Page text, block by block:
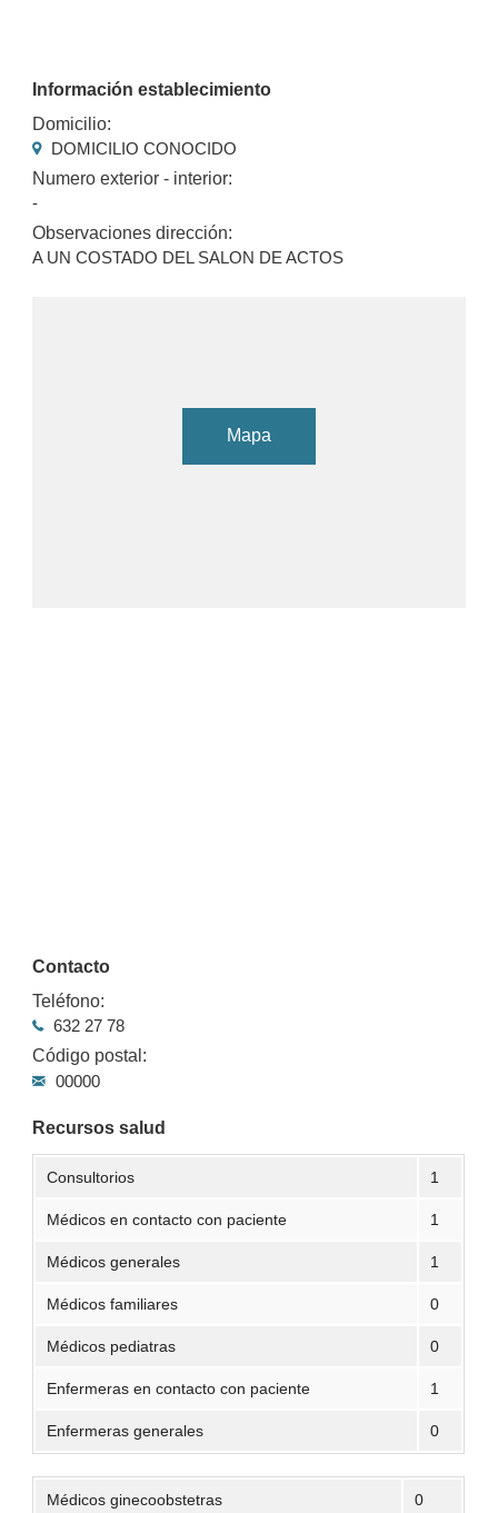
Información establecimiento
Domicilio:
DOMICILIO CONOCIDO
Numero exterior - interior:
-
Observaciones dirección:
A UN COSTADO DEL SALON DE ACTOS
Mapa
Contacto
Teléfono:
632 27 78
Código postal:
00000
Recursos salud
Consultorios 1
Médicos en contacto con paciente 1
Médicos generales 1
Médicos familiares 0
Médicos pediatras 0
Enfermeras en contacto con paciente 1
Enfermeras generales 0
Médicos ginecoobstetras 0